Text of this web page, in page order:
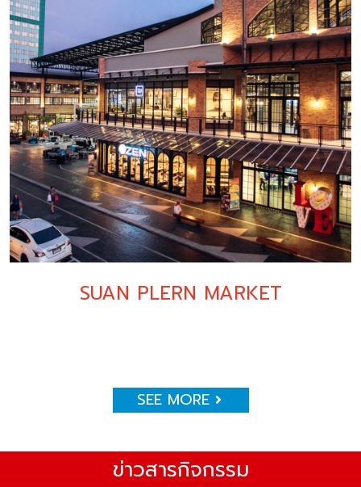
SUAN PLERN MARKET
SEE MORE
ข่าวสารกิจกรรม